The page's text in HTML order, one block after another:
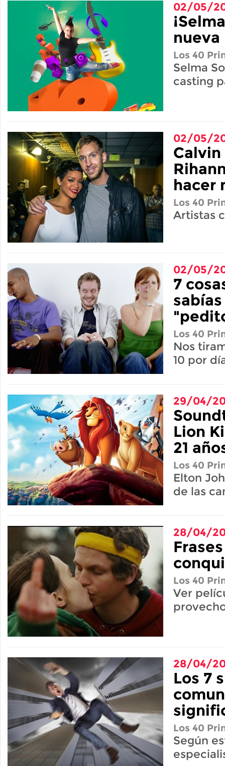
02/05/
Los 40
Selma
casting
02/05/
Calvin
hacer
Los 40
Artistas
02/05/
7
Los 40
Nos
10 por
29/04/
Lion
21
Los 40
Elton
de las
28/04/
Los 40
Ver
28/04/
Los 7
Los 40
Según